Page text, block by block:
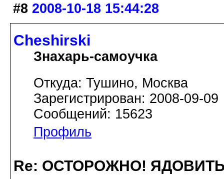
#8 2008-10-18 15:44:28
Cheshirski
Знахарь-самоучка
Откуда: Тушино, Москва
Зарегистрирован: 2008-09-09
Сообщений: 15623
Профиль
Re: ОСТОРОЖНО!